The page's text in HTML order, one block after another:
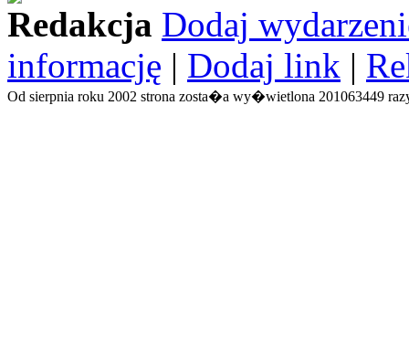
Redakcja Dodaj
informację | Dodaj link |
Od sierpnia roku 2002 strona zosta�a wy�wietlona 201063449